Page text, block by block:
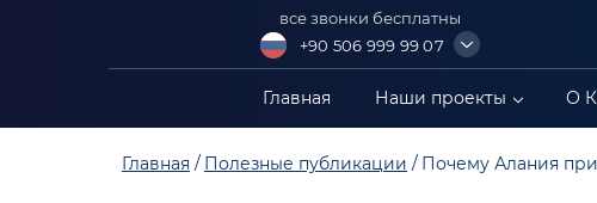
все звонки бесплатны
+90 506 999 99 07
+90 549 304 88 99
+90 549 402 88 89
+90 549 306 88 99
Главная Наши проекты О
Главная Полезные публикации Почему Алания